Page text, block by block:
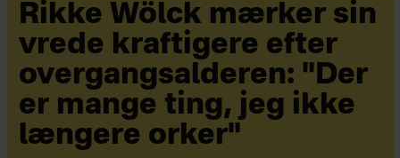
Rikke Wölck mærker sin
vrede kraftigere efter
overgangsalderen: "Der
er mange ting, jeg ikke
længere orker"